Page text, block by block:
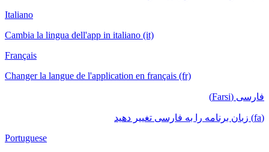
Italiano
Cambia la lingua dell'app in italiano (it)
Français
Changer la langue de l'application en français (fr)
فارسی (Farsi)
(fa) زبان برنامه را به فارسی تغییر دهید
Portuguese